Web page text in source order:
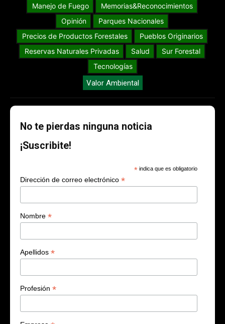
Manejo de Fuego
Memorias&Reconocimientos
Opinión
Parques Nacionales
Precios de Productos Forestales
Pueblos Originarios
Reservas Naturales Privadas
Salud
Sur Forestal
Tecnologías
Valor Ambiental
No te pierdas ninguna noticia
¡Suscribite!
* indica que es obligatorio
Dirección de correo electrónico *
Nombre *
Apellidos *
Profesión *